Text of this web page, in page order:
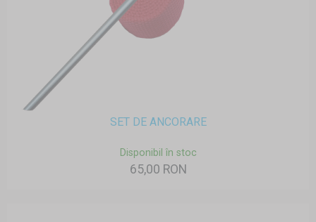
SET DE ANCORARE
Disponibil în stoc
65,00 RON